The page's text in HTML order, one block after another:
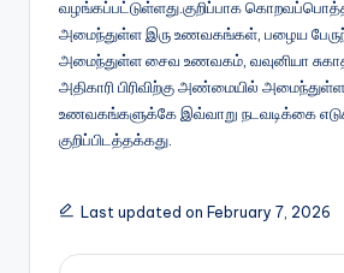
வழங்கப்பட்டுள்ளது.குறிப்பாக
அமைந்துள்ள இரு உணவகங்கள், பழைய
அமைந்துள்ள சைவ உணவகம், வவுனியா
அதிகாரி பிரிவிற்கு அண்மையில் அமைந்துள்ள
உணவகங்களுக்கே இவ்வாறு நடவடிக்கை
குறிப்பிடத்தக்கது.
Last updated on February 7, 2026